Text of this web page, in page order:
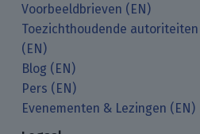
Voorbeeldbrieven (EN)
Toezichthoudende autoriteiten
(EN)
Blog (EN)
Pers (EN)
Evenementen & Lezingen (EN)